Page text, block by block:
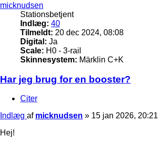
micknudsen
Stationsbetjent
Indlæg: 40
Tilmeldt: 20 dec 2024, 08:08
Digital: Ja
Scale: H0 - 3-rail
Skinnesystem: Märklin C+K
Har jeg brug for en booster?
Citer
Indlæg af micknudsen » 15 jan 2026, 20:21
Hej!